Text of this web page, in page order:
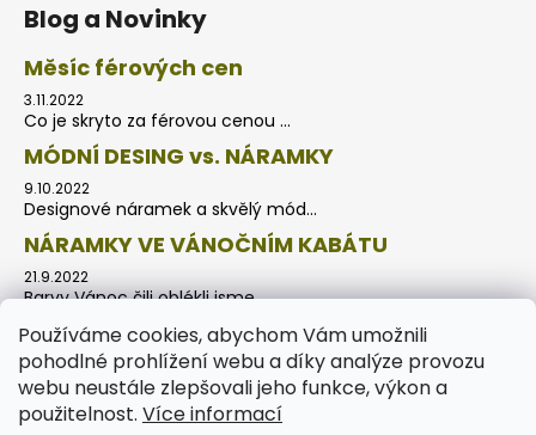
Používáme cookies, abychom Vám umožnili
pohodlné prohlížení webu a díky analýze provozu
webu neustále zlepšovali jeho funkce, výkon a
použitelnost. Více informací
Blog a Novinky
Měsíc férových cen
3.11.2022
Co je skryto za férovou cenou ...
MÓDNÍ DESING vs. NÁRAMKY
9.10.2022
Designové náramek a skvělý mód...
NÁRAMKY VE VÁNOČNÍM KABÁTU
21.9.2022
Barvy Vánoc čili oblékli jsme ...